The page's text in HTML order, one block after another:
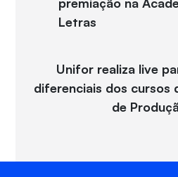
Letras
Unifor realiza live
diferenciais dos cursos
de